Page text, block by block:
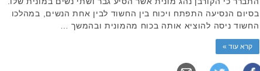
בסיום הנסיעה התפתח ויכוח בין החשוד לבין אחת הנשים, במהלכו
החשוד ניסה להוציא אותה בכוח מהמונית ובהמשך …
קרא עוד »